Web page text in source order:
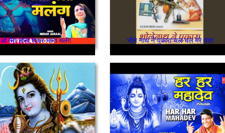
ओ मेरा भोला शंकर मस्त मलंग भोले नाथ ने पुकारा चल चल मेरे यारा